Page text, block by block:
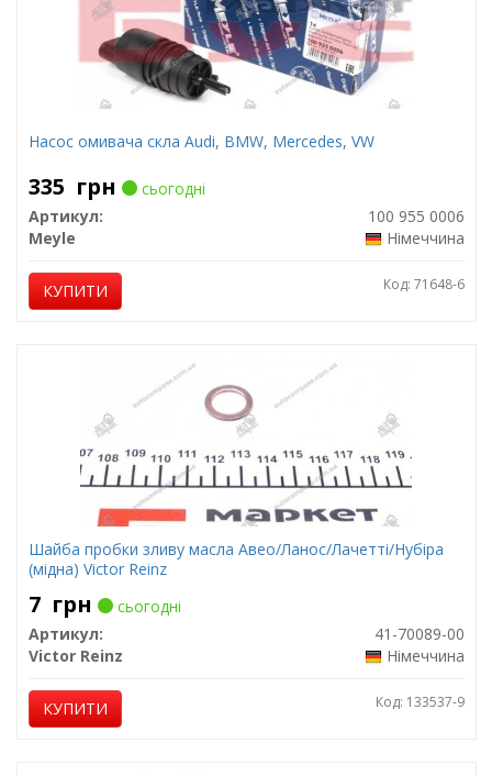
Насос омивача скла Audi, BMW, Mercedes, VW
335 грн
сьогодні
Артикул:
100 955 0006
Meyle
Німеччина
КУПИТИ Код: 71648-6
Шайба пробки зливу масла Авео/Ланос/Лачетті/Нубіра
(мідна) Victor Reinz
7 грн
сьогодні
Артикул:
41-70089-00
Victor Reinz
Німеччина
КУПИТИ Код: 133537-9